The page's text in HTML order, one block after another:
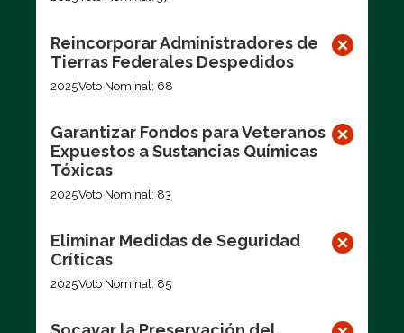
Reincorporar Administradores de
Tierras Federales Despedidos
2025Voto Nominal: 68
Garantizar Fondos para Veteranos
Expuestos a Sustancias Químicas
Tóxicas
2025Voto Nominal: 83
Eliminar Medidas de Seguridad
Críticas
2025Voto Nominal: 85